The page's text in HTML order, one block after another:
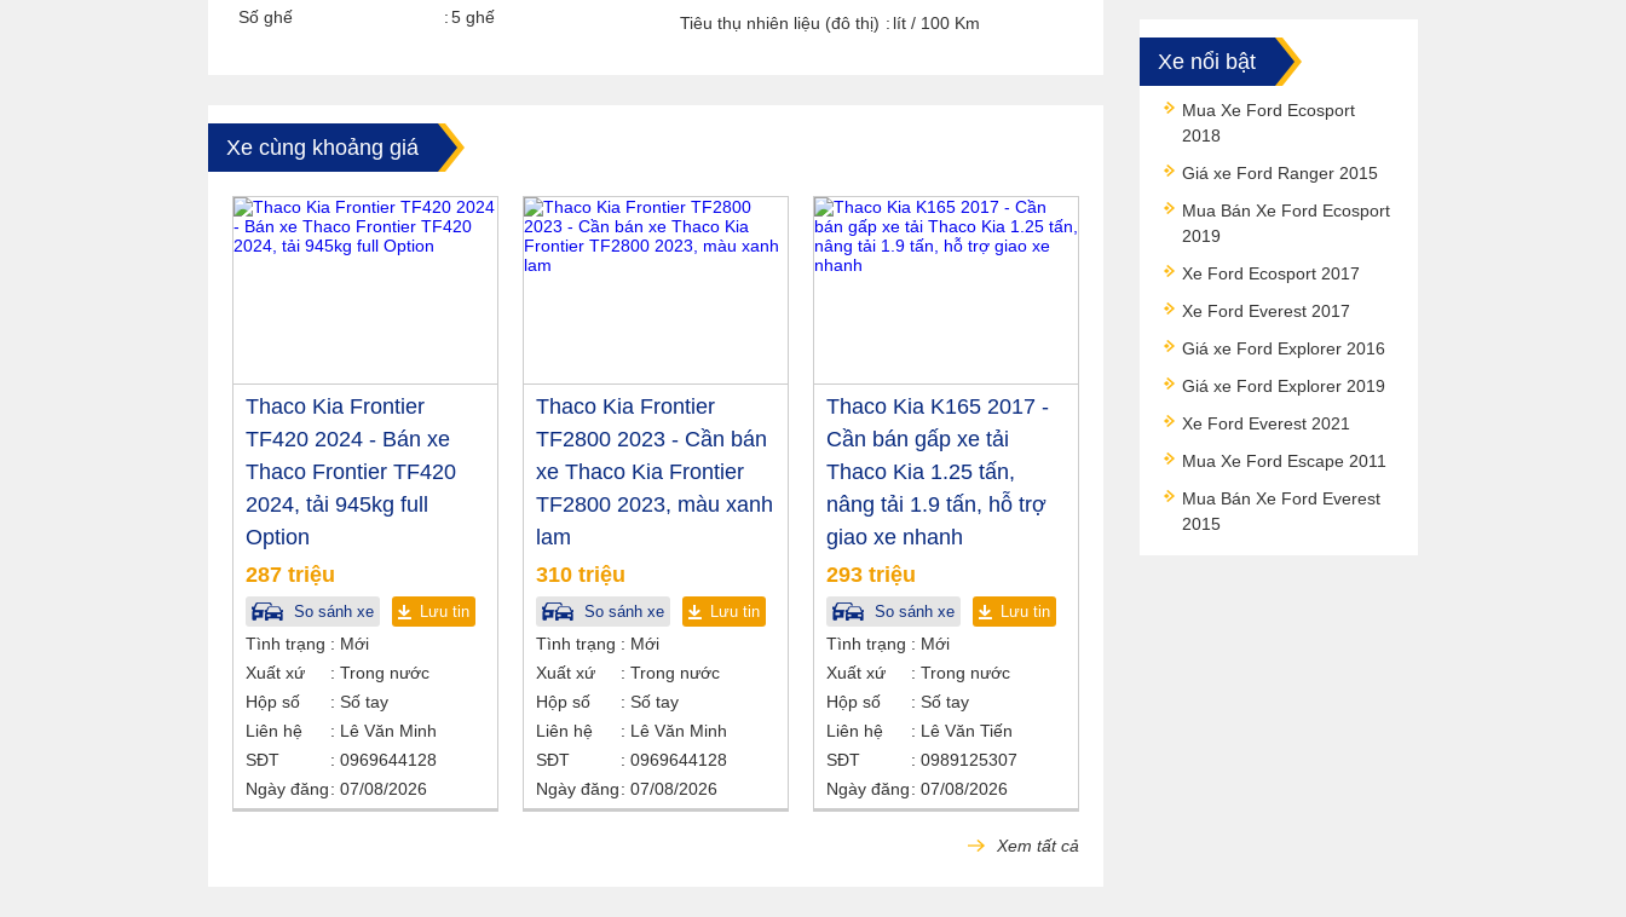
Số ghế
5 ghế Tiêu thụ nhiên liệu (đô thị) lít / 100 Km
Xe cùng khoảng giá
Thaco Kia Frontier
TF420 2024 - Bán xe
Thaco Frontier TF420
2024, tải 945kg full
Option
287 triệu
So sánh xe Lưu tin
Tình trạng
Mới
Xuất xứ
Trong nước
Hộp số
Số tay
Liên hệ
Lê Văn Minh
SĐT
0969644128
Ngày đăng
07/08/2026
Thaco Kia Frontier
TF2800 2023 - Cần bán
xe Thaco Kia Frontier
TF2800 2023, màu xanh
lam
310 triệu
So sánh xe Lưu tin
Tình trạng
Mới
Xuất xứ
Trong nước
Hộp số
Số tay
Liên hệ
Lê Văn Minh
SĐT
0969644128
Ngày đăng
07/08/2026
Thaco Kia K165 2017 -
Cần bán gấp xe tải
Thaco Kia 1.25 tấn,
nâng tải 1.9 tấn, hỗ trợ
giao xe nhanh
293 triệu
So sánh xe Lưu tin
Tình trạng
Mới
Xuất xứ
Trong nước
Hộp số
Số tay
Liên hệ
Lê Văn Tiến
SĐT
0989125307
Ngày đăng
07/08/2026
Xem tất cả
Xe nổi bật
Mua Xe Ford Ecosport
2018
Giá xe Ford Ranger 2015
Mua Bán Xe Ford Ecosport
2019
Xe Ford Ecosport 2017
Xe Ford Everest 2017
Giá xe Ford Explorer 2016
Giá xe Ford Explorer 2019
Xe Ford Everest 2021
Mua Xe Ford Escape 2011
Mua Bán Xe Ford Everest
2015